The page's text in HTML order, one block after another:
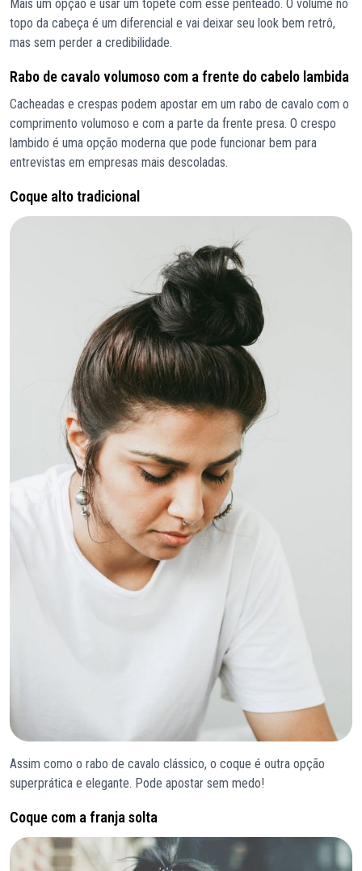
Mais um opção é usar um topete com esse penteado. O volume no
topo da cabeça é um diferencial e vai deixar seu look bem retrô,
mas sem perder a credibilidade.
Rabo de cavalo volumoso com a frente do cabelo lambida
Cacheadas e crespas podem apostar em um rabo de cavalo com o
comprimento volumoso e com a parte da frente presa. O crespo
lambido é uma opção moderna que pode funcionar bem para
entrevistas em empresas mais descoladas.
Coque alto tradicional
Assim como o rabo de cavalo clássico, o coque é outra opção
superprática e elegante. Pode apostar sem medo!
Coque com a franja solta